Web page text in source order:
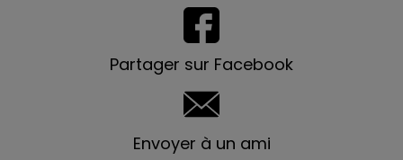
Partager sur Facebook
Envoyer à un ami